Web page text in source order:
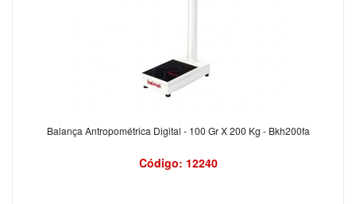
Balança Antropométrica Digital - 100 Gr X 200 Kg - Bkh200fa
Código: 12240